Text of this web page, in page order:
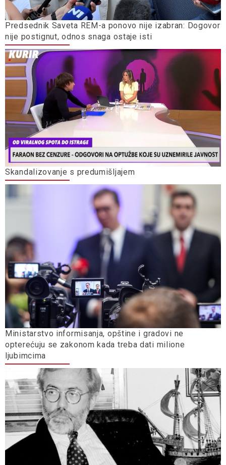
Predsednik Saveta REM-a ponovo nije izabran: Dogovor
nije postignut, odnos snaga ostaje isti
Skandalizovanje s predumišljajem
Ministarstvo informisanja, opštine i gradovi ne
opterećuju se zakonom kada treba dati milione
ljubimcima